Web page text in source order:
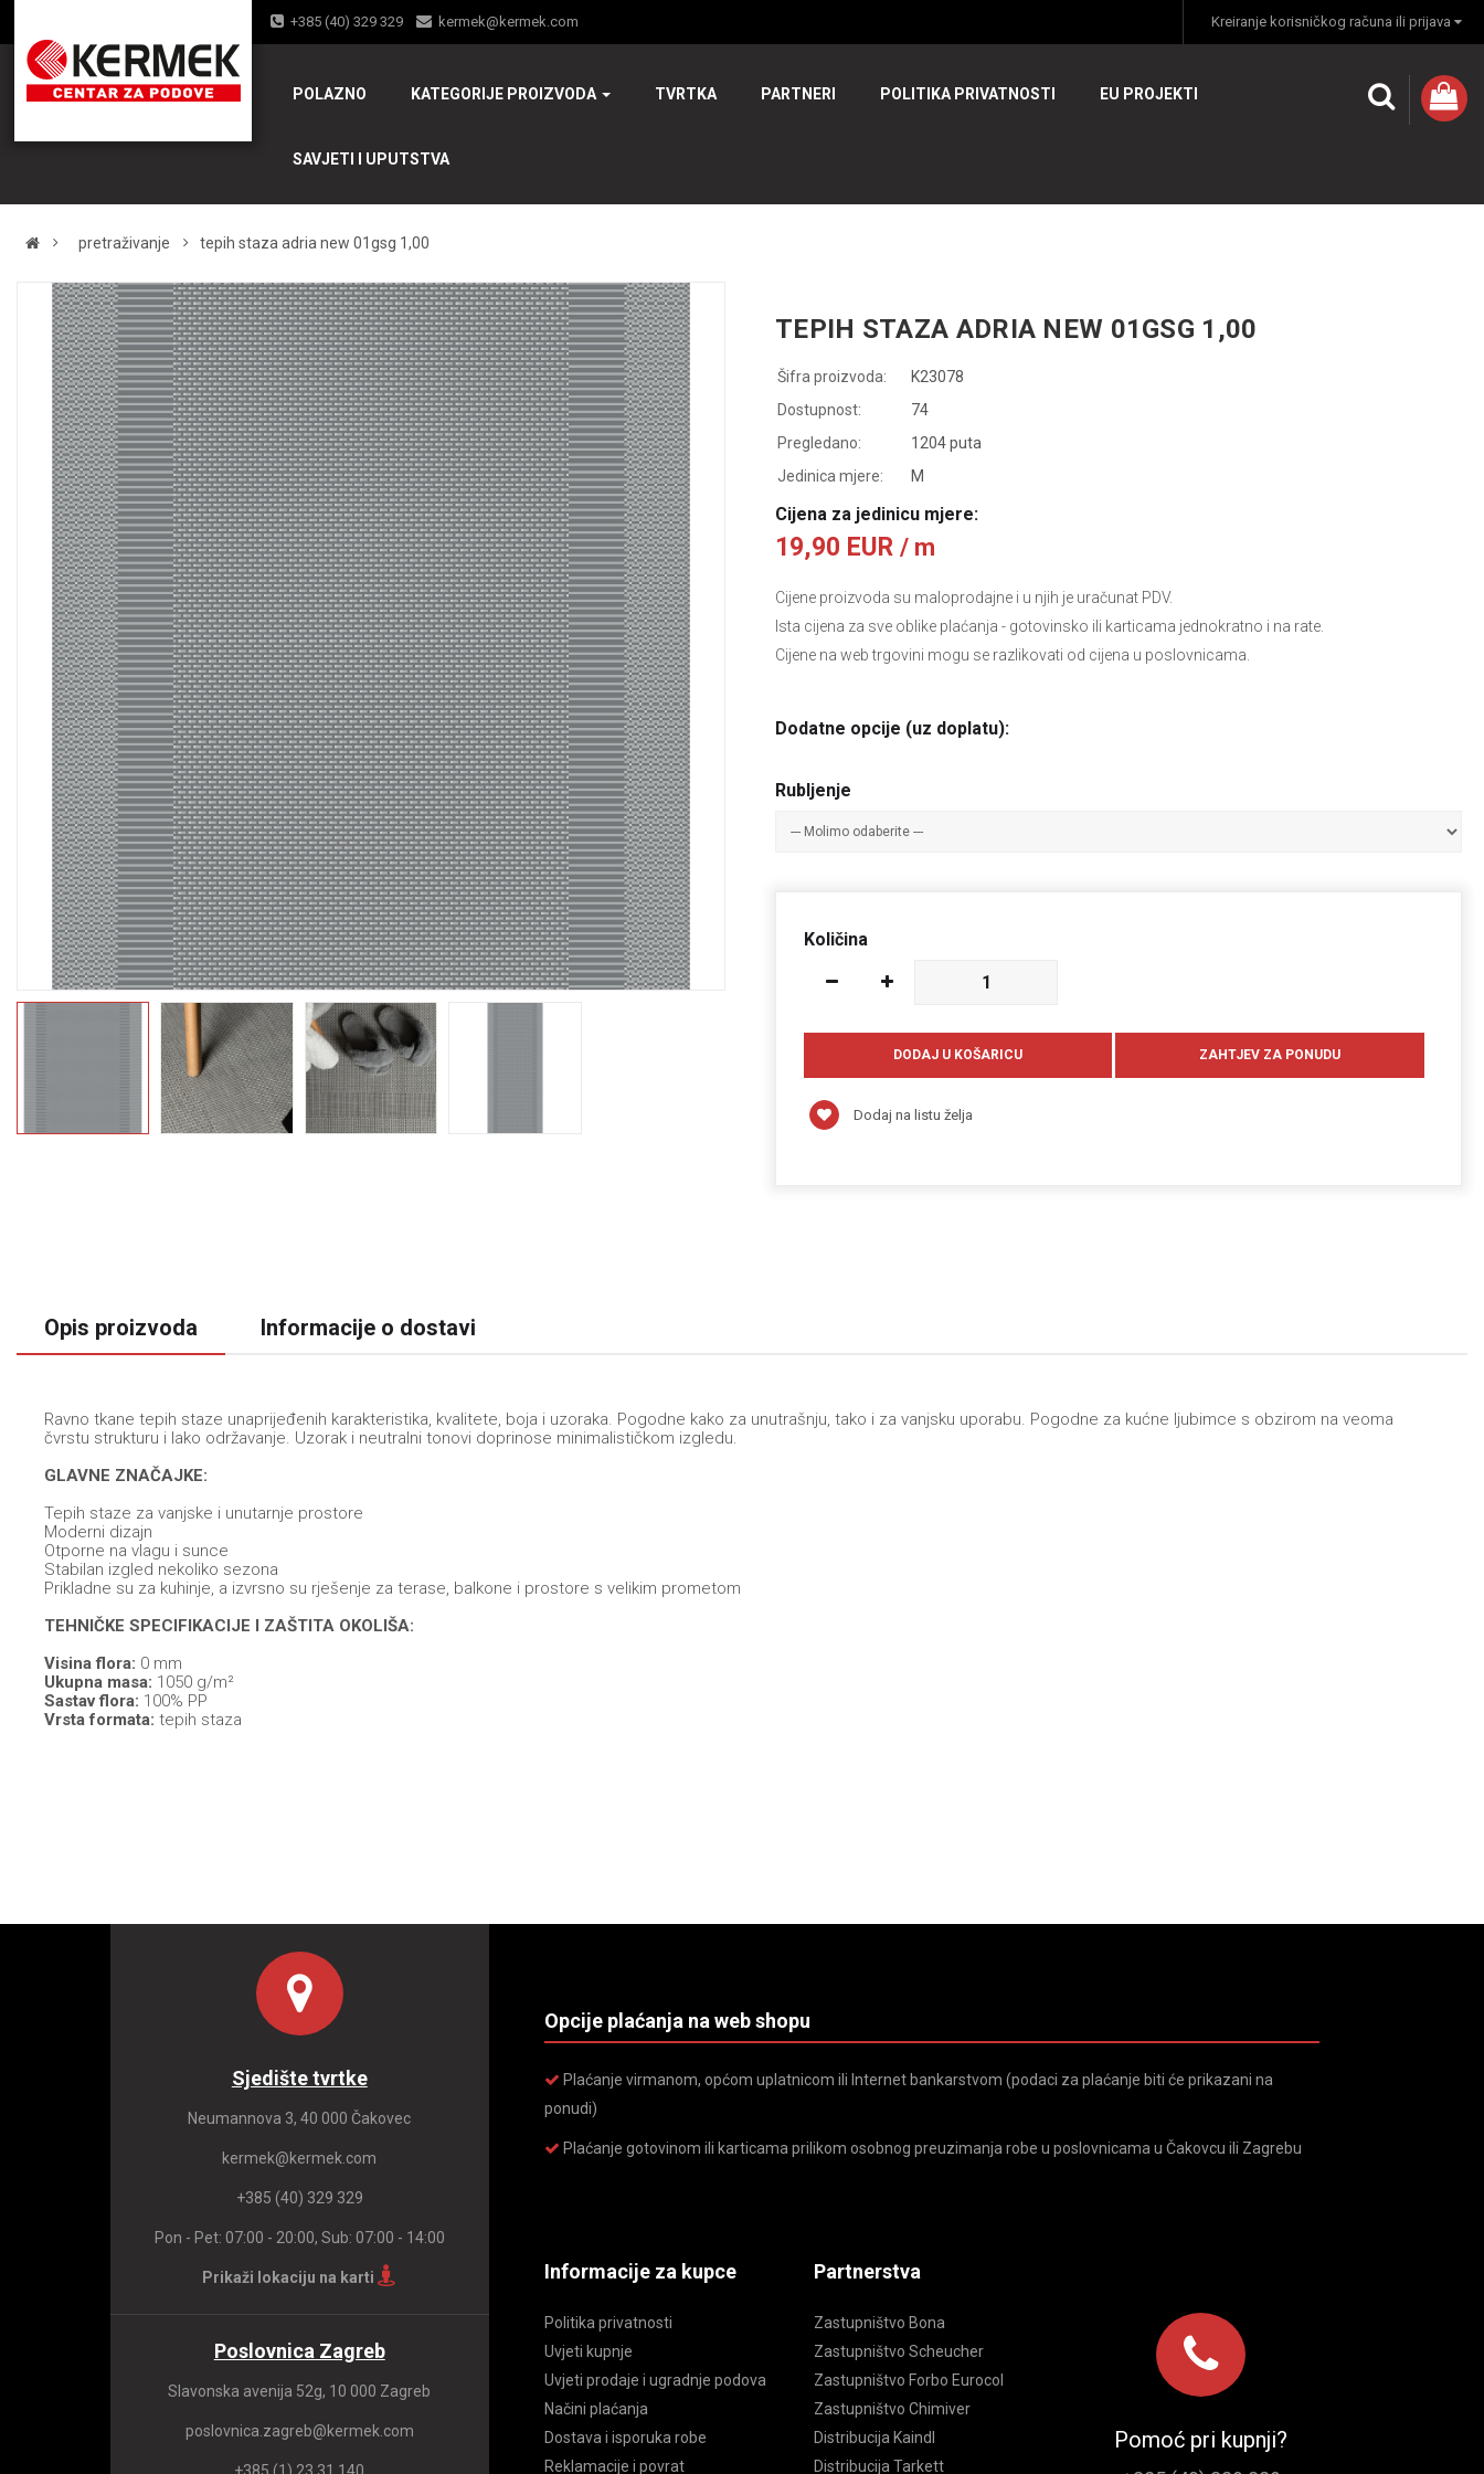
+385 (40) 329 329 kermek@kermek.com Kreiranje korisničkog računa ili prijava
POLAZNO KATEGORIJE PROIZVODA TVRTKA PARTNERI POLITIKA PRIVATNOSTI EU PROJEKTI
SAVJETI I UPUTSTVA
pretraživanje tepih staza adria new 01gsg 1,00
TEPIH STAZA ADRIA NEW 01GSG 1,00
Šifra proizvoda:
K23078
Dostupnost:
74
Pregledano:
1204 puta
Jedinica mjere:
M
Cijena za jedinicu mjere:
19,90 EUR / m
Cijene proizvoda su maloprodajne i u njih je uračunat PDV.
Ista cijena za sve oblike plaćanja - gotovinsko ili karticama jednokratno i na rate.
Cijene na web trgovini mogu se razlikovati od cijena u poslovnicama.
Dodatne opcije (uz doplatu):
Rubljenje
Količina
Dodaj na listu želja
Opis proizvoda Informacije o dostavi
Ravno tkane tepih staze unaprijeđenih karakteristika, kvalitete, boja i uzoraka. Pogodne kako za unutrašnju, tako i za vanjsku uporabu. Pogodne za kućne ljubimce s obzirom na veoma
čvrstu strukturu i lako održavanje. Uzorak i neutralni tonovi doprinose minimalističkom izgledu.
GLAVNE ZNAČAJKE:
Tepih staze za vanjske i unutarnje prostore
Moderni dizajn
Otporne na vlagu i sunce
Stabilan izgled nekoliko sezona
Prikladne su za kuhinje, a izvrsno su rješenje za terase, balkone i prostore s velikim prometom
TEHNIČKE SPECIFIKACIJE I ZAŠTITA OKOLIŠA:
Visina flora: 0 mm
Ukupna masa: 1050 g/m²
Sastav flora: 100% PP
Vrsta formata: tepih staza
Sjedište tvrtke
Neumannova 3, 40 000 Čakovec
kermek@kermek.com
+385 (40) 329 329
Pon - Pet: 07:00 - 20:00, Sub: 07:00 - 14:00
Prikaži lokaciju na karti
Poslovnica Zagreb
Slavonska avenija 52g, 10 000 Zagreb
poslovnica.zagreb@kermek.com
Opcije plaćanja na web shopu
Plaćanje virmanom, općom uplatnicom ili Internet bankarstvom (podaci za plaćanje biti će prikazani na
ponudi)
Plaćanje gotovinom ili karticama prilikom osobnog preuzimanja robe u poslovnicama u Čakovcu ili Zagrebu
Informacije za kupce
Politika privatnosti
Uvjeti kupnje
Uvjeti prodaje i ugradnje podova
Načini plaćanja
Dostava i isporuka robe
Reklamacije i povrat
Partnerstva
Zastupništvo Bona
Zastupništvo Scheucher
Zastupništvo Forbo Eurocol
Zastupništvo Chimiver
Distribucija Kaindl
Distribucija Tarkett
Pomoć pri kupnji?